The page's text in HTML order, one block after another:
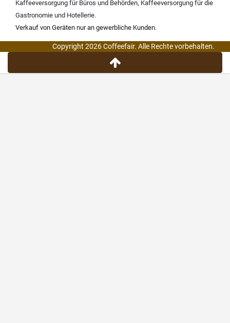
Kaffeeversorgung für Büros und Behörden, Kaffeeversorgung für die
Gastronomie und Hotellerie.
Verkauf von Geräten nur an gewerbliche Kunden.
Copyright 2026 Coffeefair. Alle Rechte vorbehalten.